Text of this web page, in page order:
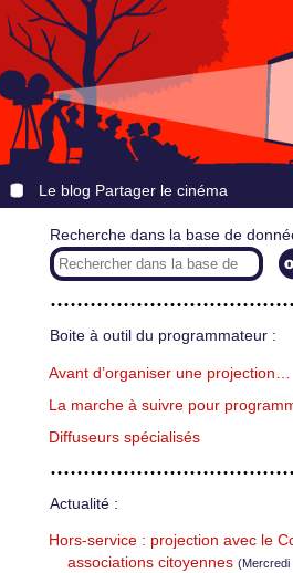
Le blog Partager le cinéma
Recherche dans la base de
Boite à outil du programmateur :
Avant d’organiser une projection…
La marche à suivre pour
Diffuseurs spécialisés
Actualité :
Hors-service : projection avec le
associations citoyennes (Mercredi